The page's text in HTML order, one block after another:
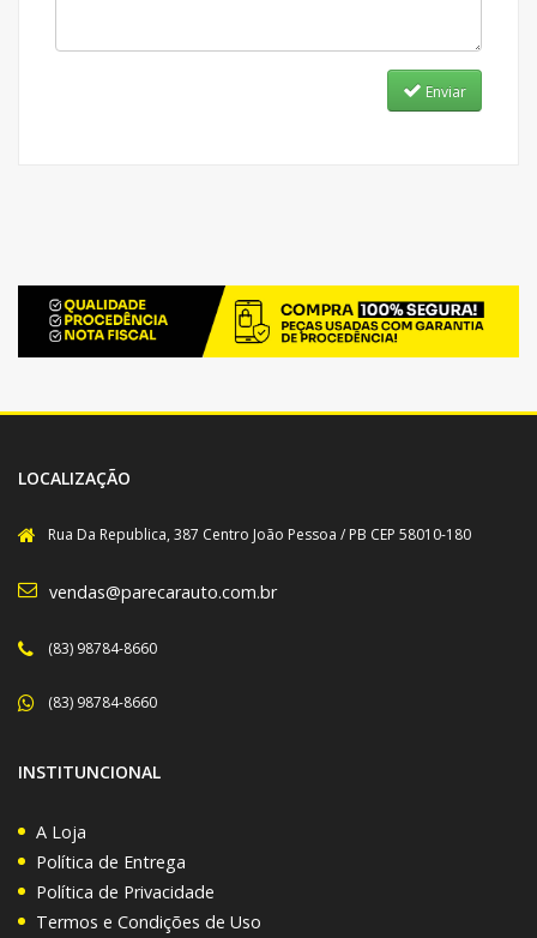
Enviar
LOCALIZAÇÃO
Rua Da Republica, 387 Centro João Pessoa / PB CEP 58010-180
vendas@parecarauto.com.br
(83) 98784-8660
(83) 98784-8660
INSTITUNCIONAL
A Loja
Política de Entrega
Política de Privacidade
Termos e Condições de Uso